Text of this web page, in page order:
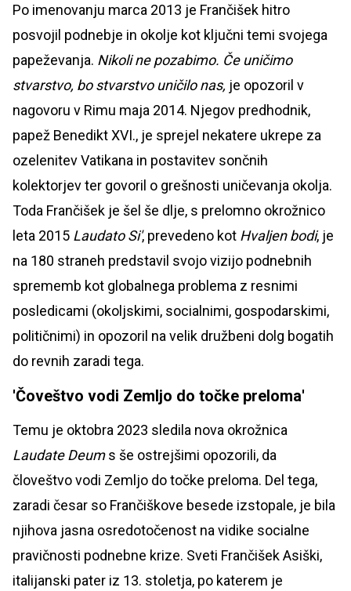
Po imenovanju marca 2013 je Frančišek hitro
posvojil podnebje in okolje kot ključni temi svojega
papeževanja. Nikoli ne pozabimo. Če uničimo
stvarstvo, bo stvarstvo uničilo nas, je opozoril v
nagovoru v Rimu maja 2014. Njegov predhodnik,
papež Benedikt XVI., je sprejel nekatere ukrepe za
ozelenitev Vatikana in postavitev sončnih
kolektorjev ter govoril o grešnosti uničevanja okolja.
Toda Frančišek je šel še dlje, s prelomno okrožnico
leta 2015 Laudato Si', prevedeno kot Hvaljen bodi, je
na 180 straneh predstavil svojo vizijo podnebnih
sprememb kot globalnega problema z resnimi
posledicami (okoljskimi, socialnimi, gospodarskimi,
političnimi) in opozoril na velik družbeni dolg bogatih
do revnih zaradi tega.
'Čoveštvo vodi Zemljo do točke preloma'
Temu je oktobra 2023 sledila nova okrožnica
Laudate Deums še ostrejšimi opozorili, da
človeštvo vodi Zemljo do točke preloma. Del tega,
zaradi česar so Frančiškove besede izstopale, je bila
njihova jasna osredotočenost na vidike socialne
pravičnosti podnebne krize. Sveti Frančišek Asiški,
italijanski pater iz 13. stoletja, po katerem je